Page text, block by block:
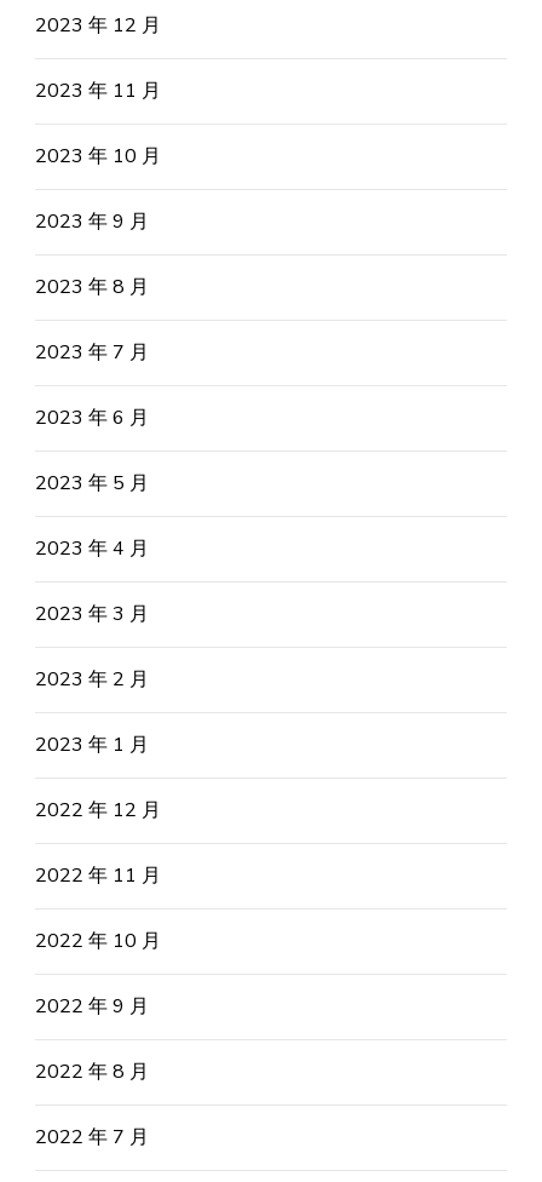
2023 年 12 月
2023 年 11 月
2023 年 10 月
2023 年 9 月
2023 年 8 月
2023 年 7 月
2023 年 6 月
2023 年 5 月
2023 年 4 月
2023 年 3 月
2023 年 2 月
2023 年 1 月
2022 年 12 月
2022 年 11 月
2022 年 10 月
2022 年 9 月
2022 年 8 月
2022 年 7 月